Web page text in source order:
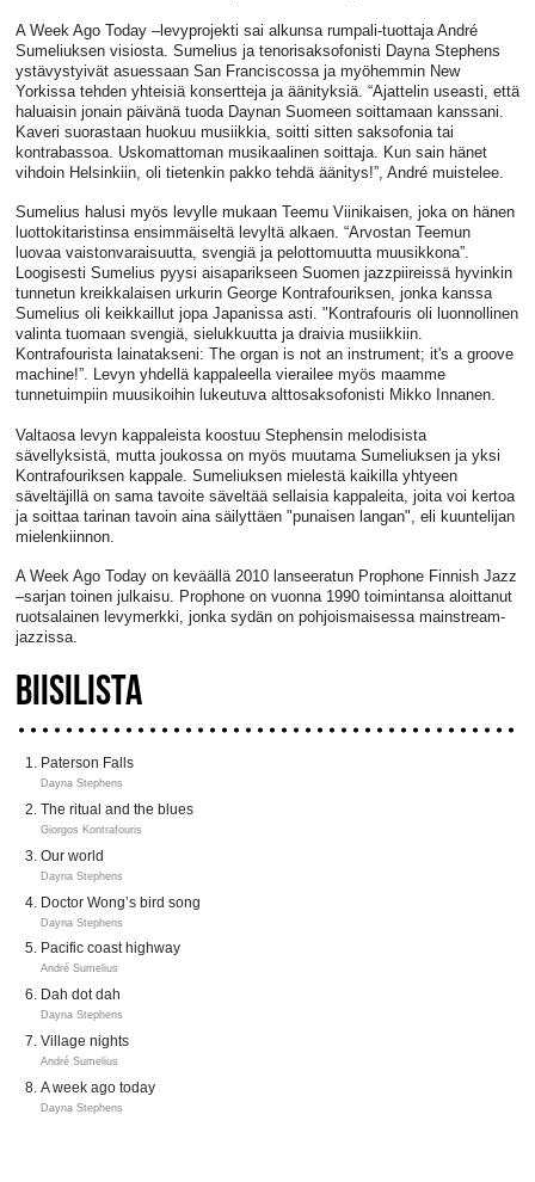
A Week Ago Today –levyprojekti sai alkunsa rumpali-tuottaja André
Sumeliuksen visiosta. Sumelius ja tenorisaksofonisti Dayna Stephens
ystävystyivät asuessaan San Franciscossa ja myöhemmin New
Yorkissa tehden yhteisiä konsertteja ja äänityksiä. “Ajattelin useasti, että
haluaisin jonain päivänä tuoda Daynan Suomeen soittamaan kanssani.
Kaveri suorastaan huokuu musiikkia, soitti sitten saksofonia tai
kontrabassoa. Uskomattoman musikaalinen soittaja. Kun sain hänet
vihdoin Helsinkiin, oli tietenkin pakko tehdä äänitys!”, André muistelee.
Sumelius halusi myös levylle mukaan Teemu Viinikaisen, joka on hänen
luottokitaristinsa ensimmäiseltä levyltä alkaen. “Arvostan Teemun
luovaa vaistonvaraisuutta, svengiä ja pelottomuutta muusikkona”.
Loogisesti Sumelius pyysi aisaparikseen Suomen jazzpiireissä hyvinkin
tunnetun kreikkalaisen urkurin George Kontrafouriksen, jonka kanssa
Sumelius oli keikkaillut jopa Japanissa asti. "Kontrafouris oli luonnollinen
valinta tuomaan svengiä, sielukkuutta ja draivia musiikkiin.
Kontrafourista lainatakseni: The organ is not an instrument; it's a groove
machine!”. Levyn yhdellä kappaleella vierailee myös maamme
tunnetuimpiin muusikoihin lukeutuva alttosaksofonisti Mikko Innanen.
Valtaosa levyn kappaleista koostuu Stephensin melodisista
sävellyksistä, mutta joukossa on myös muutama Sumeliuksen ja yksi
Kontrafouriksen kappale. Sumeliuksen mielestä kaikilla yhtyeen
säveltäjillä on sama tavoite säveltää sellaisia kappaleita, joita voi kertoa
ja soittaa tarinan tavoin aina säilyttäen "punaisen langan", eli kuuntelijan
mielenkiinnon.
A Week Ago Today on keväällä 2010 lanseeratun Prophone Finnish Jazz
–sarjan toinen julkaisu. Prophone on vuonna 1990 toimintansa aloittanut
ruotsalainen levymerkki, jonka sydän on pohjoismaisessa mainstream-
jazzissa.
BIISILISTA
Paterson Falls
Dayna Stephens
The ritual and the blues
Giorgos Kontrafouris
Our world
Dayna Stephens
Doctor Wong’s bird song
Dayna Stephens
Pacific coast highway
André Sumelius
Dah dot dah
Dayna Stephens
Village nights
André Sumelius
A week ago today
Dayna Stephens